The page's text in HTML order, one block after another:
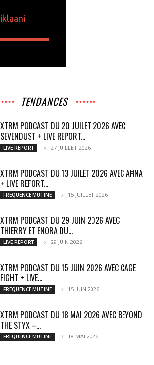
TENDANCES
XTRM PODCAST DU 20 JUILET 2026 AVEC
SEVENDUST + LIVE REPORT...
LIVE REPORT 27 JUILLET 2026
XTRM PODCAST DU 13 JUILET 2026 AVEC AĦNA
+ LIVE REPORT...
FREQUENCE MUTINE 15 JUILLET 2026
XTRM PODCAST DU 29 JUIN 2026 AVEC
THIERRY ET ENORA DU...
LIVE REPORT 29 JUIN 2026
XTRM PODCAST DU 15 JUIN 2026 AVEC CAGE
FIGHT + LIVE...
FREQUENCE MUTINE 15 JUIN 2026
XTRM PODCAST DU 18 MAI 2026 AVEC BEYOND
THE STYX –...
FREQUENCE MUTINE 18 MAI 2026